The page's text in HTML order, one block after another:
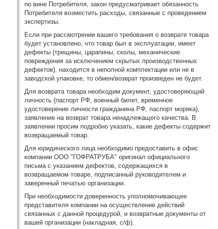
по вине Потребителя, закон предусматривает обязанность
Потребителя возместить расходы, связанные с проведением
экспертизы.
Если при рассмотрении вашего требования о возврате товара
будет установлено, что товар был в эксплуатации, имеет
дефекты (трещины, царапины, сколы, механические
повреждения за исключением скрытых производственных
дефектов), находится в неполной комплектации или не в
заводской упаковке, то обмен/возврат произведен не будет.
Для возврата товара необходим документ, удостоверяющий
личность (паспорт РФ, военный билет, временное
удостоверение личности гражданина РФ, паспорт моряка),
заявление на возврат товара ненадлежащего качества. В
заявлении просим подробно указать, какие дефекты содержит
возвращаемый товар.
Для юридического лица необходимо предоставить в офис
компании ООО "ГОФРАТРУБА" оригинал официального
письма с указанием дефектов, содержащихся в
возвращаемом товаре, подписанный руководителем и
заверенный печатью организации.
При необходимости доверенность уполномочивающее
представителя компании на осуществление действий
связанных с данной процедурой, и возвратные документы от
вашей организации (накладная, с/ф).